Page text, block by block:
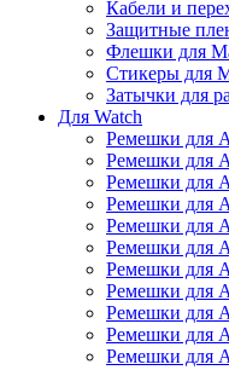
Кабели и
Защитные
Флешки для
Стикеры для
Затычки для
Для Watch
Ремешки для
Ремешки для
Ремешки для
Ремешки для
Ремешки для
Ремешки для
Ремешки для
Ремешки для
Ремешки для
Ремешки для
Ремешки для